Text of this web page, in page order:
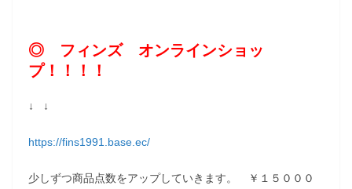
◎ フィンズ オンラインショッ
プ！！！！
↓ ↓
https://fins1991.base.ec/
少しずつ商品点数をアップしていきます。 ￥１５０００